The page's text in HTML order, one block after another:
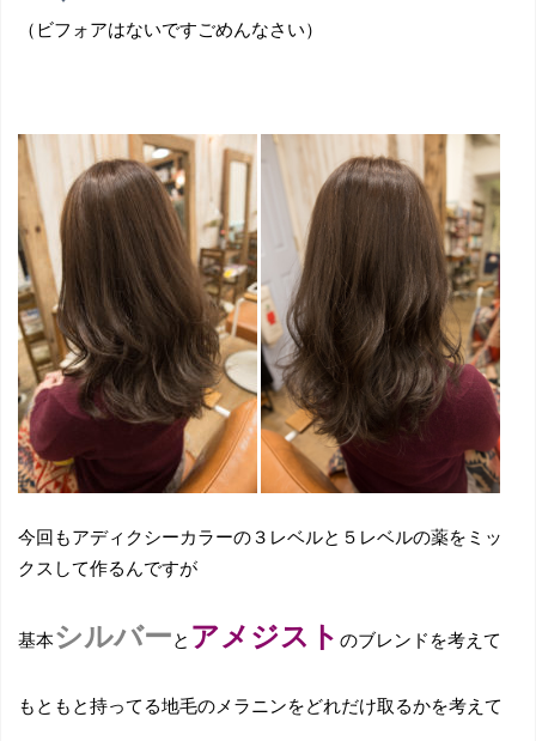
（ビフォアはないですごめんなさい）
今回もアディクシーカラーの３レベルと５レベルの薬をミッ
クスして作るんですが
基本シルバーと アメジスト のブレンドを考えて
もともと持ってる地毛のメラニンをどれだけ取るかを考えて